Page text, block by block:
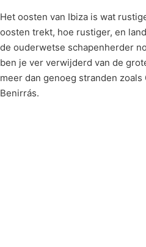
Het oosten van Ibiza is wat
oosten trekt, hoe rustiger, en
de ouderwetse schapenherder
ben je ver verwijderd van de
meer dan genoeg stranden zoals
Benirrás.